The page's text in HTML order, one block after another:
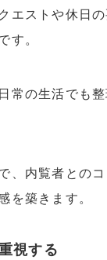
エストや休日
す。
常の生活でも
、内覧者との
を築きます。
視する